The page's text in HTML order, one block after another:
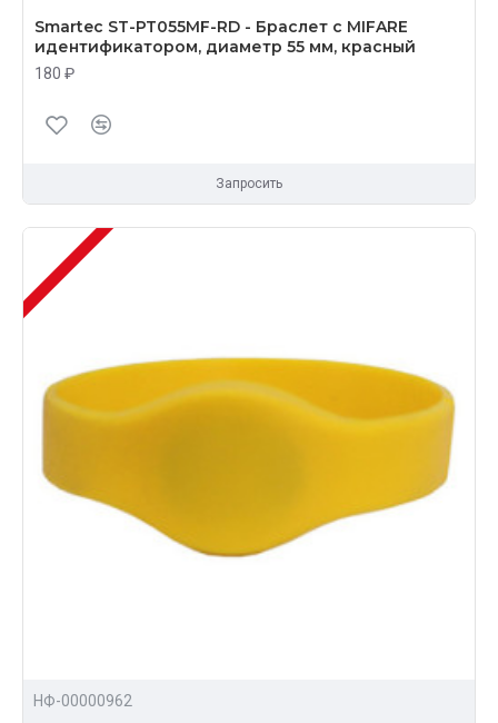
Smartec ST-PT055MF-RD - Браслет с MIFARE
идентификатором, диаметр 55 мм, красный
180 ₽
Запросить
НФ-00000962